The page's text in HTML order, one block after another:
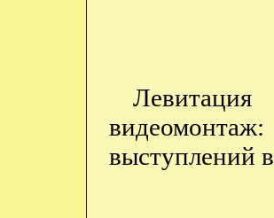
выступлений